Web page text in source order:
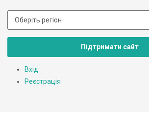
Підтримати сайт
Вхід
Реєстрація